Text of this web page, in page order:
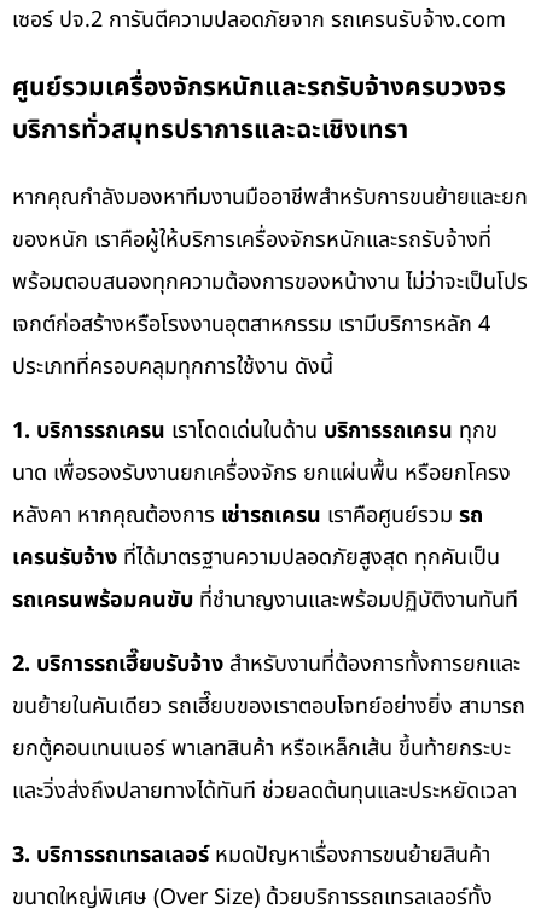
เซอร์ ปจ.2 การันตีความปลอดภัยจาก รถเครนรับจ้าง.com
ศูนย์รวมเครื่องจักรหนักและรถรับจ้างครบวงจร
บริการทั่วสมุทรปราการและฉะเชิงเทรา
หากคุณกำลังมองหาทีมงานมืออาชีพสำหรับการขนย้ายและยก
ของหนัก เราคือผู้ให้บริการเครื่องจักรหนักและรถรับจ้างที่
พร้อมตอบสนองทุกความต้องการของหน้างาน ไม่ว่าจะเป็นโปร
เจกต์ก่อสร้างหรือโรงงานอุตสาหกรรม เรามีบริการหลัก 4
ประเภทที่ครอบคลุมทุกการใช้งาน ดังนี้
1. บริการรถเครน เราโดดเด่นในด้าน บริการรถเครน ทุกข
นาด เพื่อรองรับงานยกเครื่องจักร ยกแผ่นพื้น หรือยกโครง
หลังคา หากคุณต้องการ เช่ารถเครน เราคือศูนย์รวม รถ
เครนรับจ้าง ที่ได้มาตรฐานความปลอดภัยสูงสุด ทุกคันเป็น
รถเครนพร้อมคนขับ ที่ชำนาญงานและพร้อมปฏิบัติงานทันที
2. บริการรถเฮี๊ยบรับจ้าง สำหรับงานที่ต้องการทั้งการยกและ
ขนย้ายในคันเดียว รถเฮี๊ยบของเราตอบโจทย์อย่างยิ่ง สามารถ
ยกตู้คอนเทนเนอร์ พาเลทสินค้า หรือเหล็กเส้น ขึ้นท้ายกระบะ
และวิ่งส่งถึงปลายทางได้ทันที ช่วยลดต้นทุนและประหยัดเวลา
3. บริการรถเทรลเลอร์หมดปัญหาเรื่องการขนย้ายสินค้า
ขนาดใหญ่พิเศษ (Over Size) ด้วยบริการรถเทรลเลอร์ทั้ง